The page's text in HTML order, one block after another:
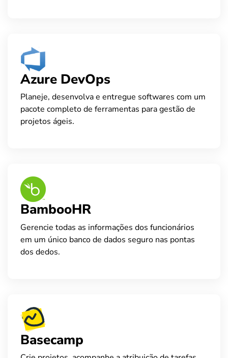
Azure DevOps
Planeje, desenvolva e entregue softwares com um
pacote completo de ferramentas para gestão de
projetos ágeis.
BambooHR
Gerencie todas as informações dos funcionários
em um único banco de dados seguro nas pontas
dos dedos.
Basecamp